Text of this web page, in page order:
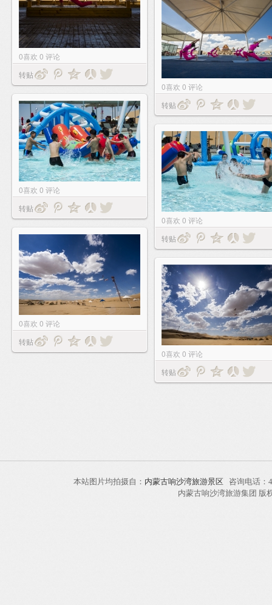
0喜欢 0 评论
转贴
0喜欢 0 评论
转贴
0喜欢 0 评论
转贴
0喜欢 0 评论
转贴
0喜欢 0 评论
转贴
0喜欢 0 评论
转贴
本站图片均拍摄自： 内蒙古响沙湾旅游景区 咨询电话
内蒙古响沙湾旅游集团